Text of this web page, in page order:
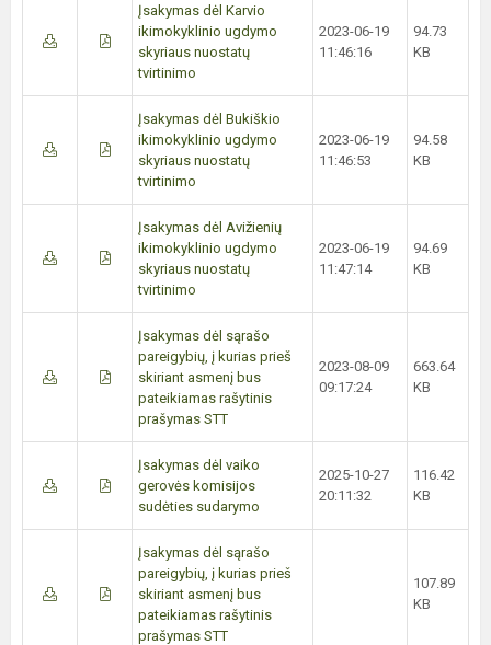
Įsakymas dėl Karvio
ikimokyklinio ugdymo
skyriaus nuostatų
tvirtinimo
2023-06-19
11:46:16
94.73
KB
Įsakymas dėl Bukiškio
ikimokyklinio ugdymo
skyriaus nuostatų
tvirtinimo
2023-06-19
11:46:53
94.58
KB
Įsakymas dėl Avižienių
ikimokyklinio ugdymo
skyriaus nuostatų
tvirtinimo
2023-06-19
11:47:14
94.69
KB
Įsakymas dėl sąrašo
pareigybių, į kurias prieš
skiriant asmenį bus
pateikiamas rašytinis
prašymas STT
2023-08-09
09:17:24
663.64
KB
Įsakymas dėl vaiko
gerovės komisijos
sudėties sudarymo
2025-10-27
20:11:32
116.42
KB
Įsakymas dėl sąrašo
pareigybių, į kurias prieš
skiriant asmenį bus
pateikiamas rašytinis
prašymas STT
107.89
KB